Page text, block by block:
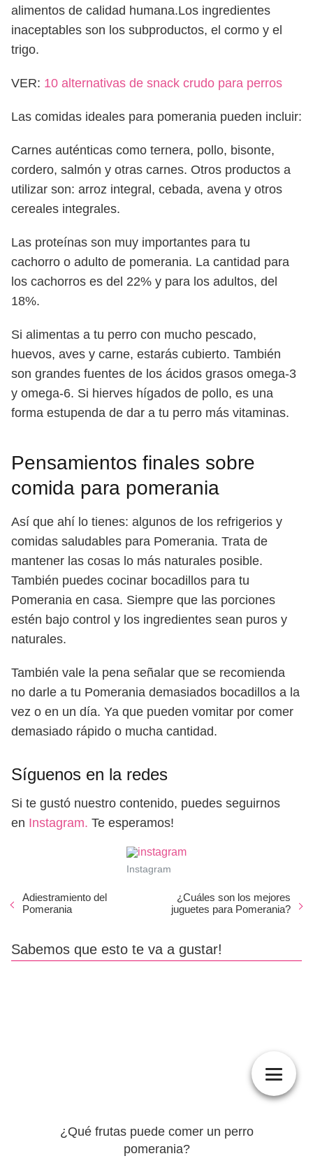
alimentos de calidad humana.Los ingredientes
inaceptables son los subproductos, el cormo y el
trigo.
VER: 10 alternativas de snack crudo para perros
Las comidas ideales para pomerania pueden incluir:
Carnes auténticas como ternera, pollo, bisonte,
cordero, salmón y otras carnes. Otros productos a
utilizar son: arroz integral, cebada, avena y otros
cereales integrales.
Las proteínas son muy importantes para tu
cachorro o adulto de pomerania. La cantidad para
los cachorros es del 22% y para los adultos, del
18%.
Si alimentas a tu perro con mucho pescado,
huevos, aves y carne, estarás cubierto. También
son grandes fuentes de los ácidos grasos omega-3
y omega-6. Si hierves hígados de pollo, es una
forma estupenda de dar a tu perro más vitaminas.
Pensamientos finales sobre
comida para pomerania
Así que ahí lo tienes: algunos de los refrigerios y
comidas saludables para Pomerania. Trata de
mantener las cosas lo más naturales posible.
También puedes cocinar bocadillos para tu
Pomerania en casa. Siempre que las porciones
estén bajo control y los ingredientes sean puros y
naturales.
También vale la pena señalar que se recomienda
no darle a tu Pomerania demasiados bocadillos a la
vez o en un día. Ya que pueden vomitar por comer
demasiado rápido o mucha cantidad.
Síguenos en la redes
Si te gustó nuestro contenido, puedes seguirnos
en Instagram. Te esperamos!
Instagram
Adiestramiento del
Pomerania
¿Cuáles son los mejores
juguetes para Pomerania?
Sabemos que esto te va a gustar!
¿Qué frutas puede comer un perro
pomerania?